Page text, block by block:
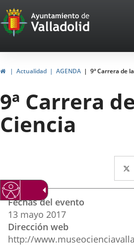
Portal
Web
del
Ayuntamiento
de
Valladolid
InicioActualidad AGENDA 9ª Carrera de
9ª Carrera
Ciencia
Datos
del
evento
Fechas del evento
13 mayo 2017
Dirección web
http://